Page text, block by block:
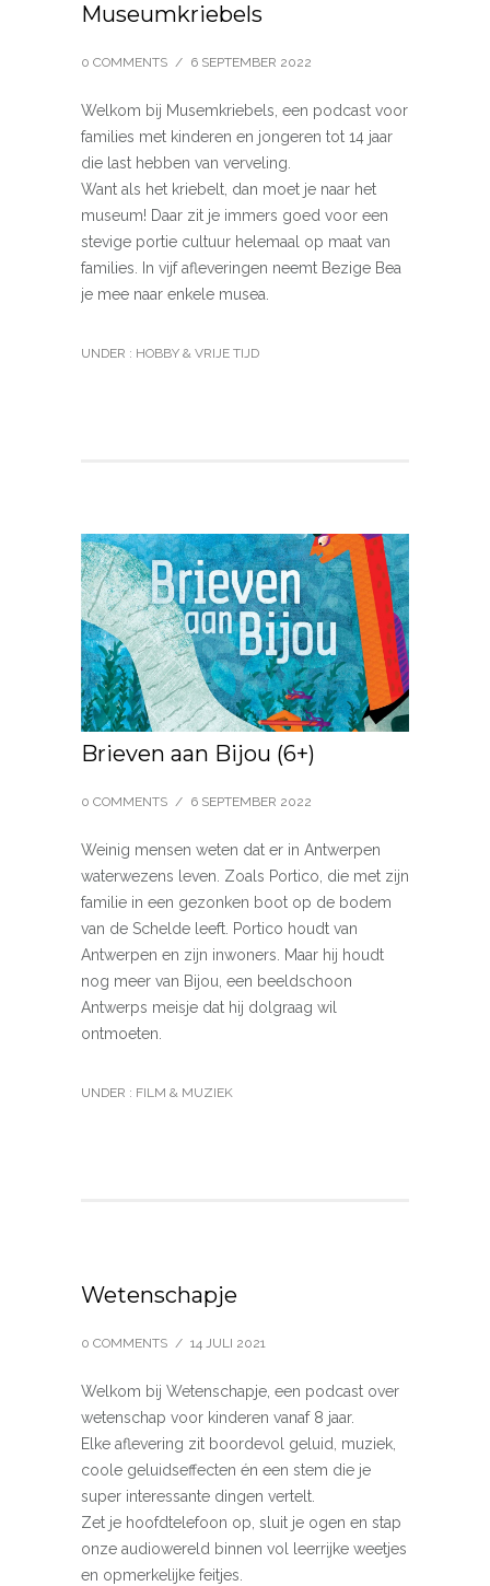
Museumkriebels
0 COMMENTS / 6 SEPTEMBER 2022
Welkom bij Musemkriebels, een podcast voor
families met kinderen en jongeren tot 14 jaar
die last hebben van verveling.
Want als het kriebelt, dan moet je naar het
museum! Daar zit je immers goed voor een
stevige portie cultuur helemaal op maat van
families. In vijf afleveringen neemt Bezige Bea
je mee naar enkele musea.
UNDER : HOBBY & VRIJE TIJD
Brieven aan Bijou (6+)
0 COMMENTS / 6 SEPTEMBER 2022
Weinig mensen weten dat er in Antwerpen
waterwezens leven. Zoals Portico, die met zijn
familie in een gezonken boot op de bodem
van de Schelde leeft. Portico houdt van
Antwerpen en zijn inwoners. Maar hij houdt
nog meer van Bijou, een beeldschoon
Antwerps meisje dat hij dolgraag wil
ontmoeten.
UNDER : FILM & MUZIEK
Wetenschapje
0 COMMENTS / 14 JULI 2021
Welkom bij Wetenschapje, een podcast over
wetenschap voor kinderen vanaf 8 jaar.
Elke aflevering zit boordevol geluid, muziek,
coole geluidseffecten én een stem die je
super interessante dingen vertelt.
Zet je hoofdtelefoon op, sluit je ogen en stap
onze audiowereld binnen vol leerrijke weetjes
en opmerkelijke feitjes.